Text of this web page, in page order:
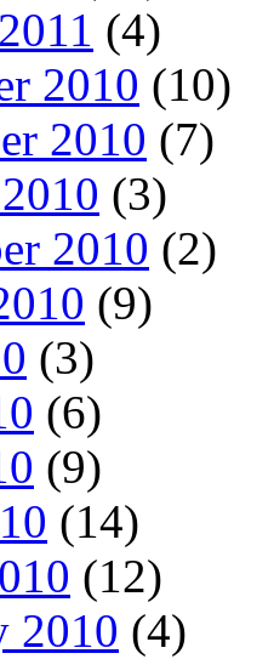
(4)
2010 (10)
2010 (7)
(3)
2010 (2)
(9)
(3)
(6)
(9)
(14)
(12)
2010 (4)